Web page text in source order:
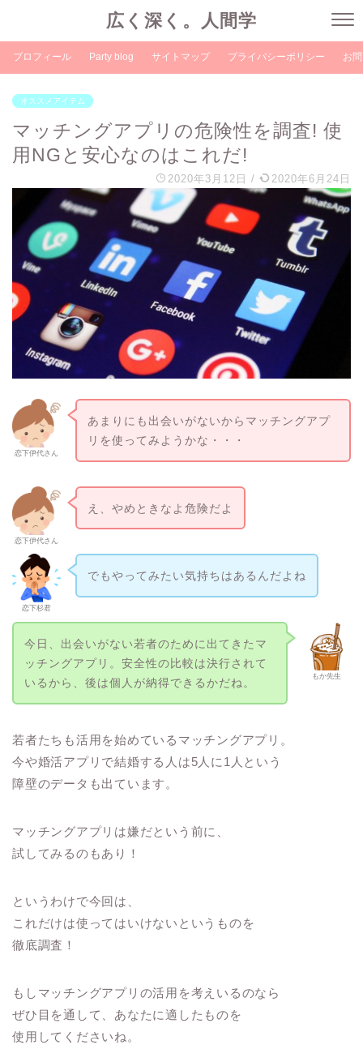
広く深く。人間学
プロフィール Party blog サイトマップ プライバシーポリシー お
オススメアイテム
マッチングアプリの危険性を調査! 使
用NGと安心なのはこれだ!
2020年3月12日 / 2020年6月24日
恋下伊代さん
あまりにも出会いがないからマッチングアプ
リを使ってみようかな・・・
恋下伊代さん
え、やめときなよ危険だよ
恋下杉君
でもやってみたい気持ちはあるんだよね
もか先生
今日、出会いがない若者のために出てきたマ
ッチングアプリ。安全性の比較は決行されて
いるから、後は個人が納得できるかだね。
若者たちも活用を始めているマッチングアプリ。
今や婚活アプリで結婚する人は5人に1人という
障壁のデータも出ています。
マッチングアプリは嫌だという前に、
試してみるのもあり！
というわけで今回は、
これだけは使ってはいけないというものを
徹底調査！
もしマッチングアプリの活用を考えいるのなら
ぜひ目を通して、あなたに適したものを
使用してくださいね。